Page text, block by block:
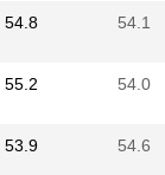
54.8 54.1
55.2 54.0
53.9 54.6